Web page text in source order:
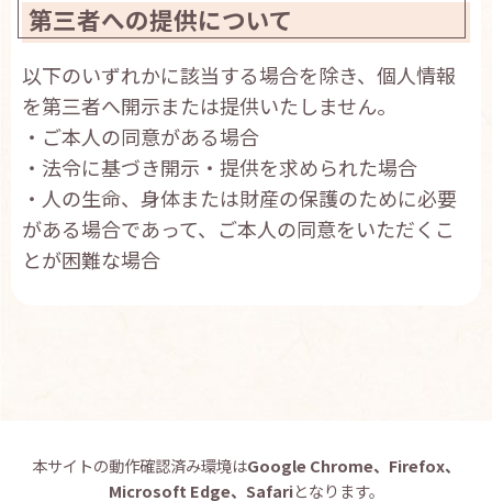
お問い合わせ
English
第三者への提供について
以下のいずれかに該当する場合を除き、個人情報
を第三者へ開示または提供いたしません。
・ご本人の同意がある場合
・法令に基づき開示・提供を求められた場合
・人の生命、身体または財産の保護のために必要
がある場合であって、ご本人の同意をいただくこ
とが困難な場合
本サイトの動作確認済み環境はGoogle Chrome、Firefox、
Microsoft Edge、Safariとなります。